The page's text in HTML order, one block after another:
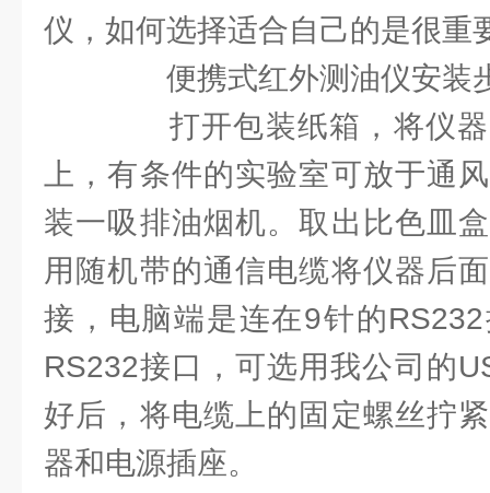
仪，如何选择适合自己的是很重
便携式红外测油仪安装
打开包装纸箱，将仪器
上，有条件的实验室可放于通
装一吸排油烟机。取出比色皿
用随机带的通信电缆将仪器后
接，电脑端是连在9针的
RS232接口，可选用我公司的
好后，将电缆上的固定螺丝拧
器和电源插座。